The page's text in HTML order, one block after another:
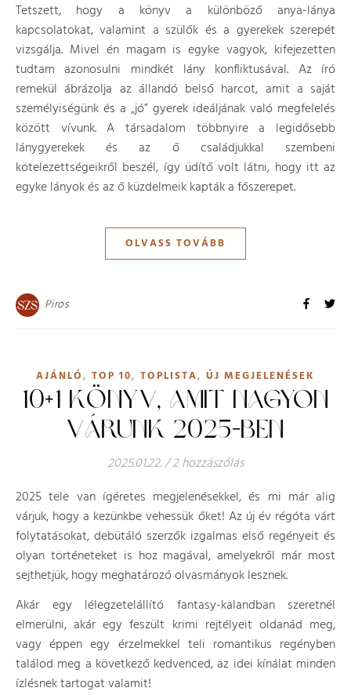
Tetszett, hogy a könyv a különböző anya-lánya
kapcsolatokat, valamint a szülők és a gyerekek szerepét
vizsgálja. Mivel én magam is egyke vagyok, kifejezetten
tudtam azonosulni mindkét lány konfliktusával. Az író
remekül ábrázolja az állandó belső harcot, amit a saját
személyiségünk és a „jó” gyerek ideáljának való megfelelés
között vívunk. A társadalom többnyire a legidősebb
lánygyerekek és az ő családjukkal szembeni
kötelezettségeikről beszél, így üdítő volt látni, hogy itt az
egyke lányok és az ő küzdelmeik kapták a főszerepet.
OLVASS TOVÁBB
Piros
AJÁNLÓ, TOP 10, TOPLISTA, ÚJ MEGJELENÉSEK
10+1 KÖNYV, AMIT NAGYON
VÁRUNK 2025-BEN
2025.01.22./2 hozzászólás
2025 tele van ígéretes megjelenésekkel, és mi már alig
várjuk, hogy a kezünkbe vehessük őket! Az új év régóta várt
folytatásokat, debütáló szerzők izgalmas első regényeit és
olyan történeteket is hoz magával, amelyekről már most
sejthetjük, hogy meghatározó olvasmányok lesznek.
Akár egy lélegzetelállító fantasy-kalandban szeretnél
elmerülni, akár egy feszült krimi rejtélyeit oldanád meg,
vagy éppen egy érzelmekkel teli romantikus regényben
találod meg a következő kedvenced, az idei kínálat minden
ízlésnek tartogat valamit!